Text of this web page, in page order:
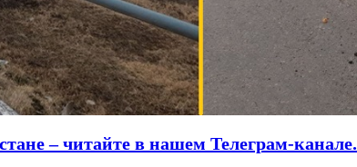
– читайте в нашем Телеграм-канале.